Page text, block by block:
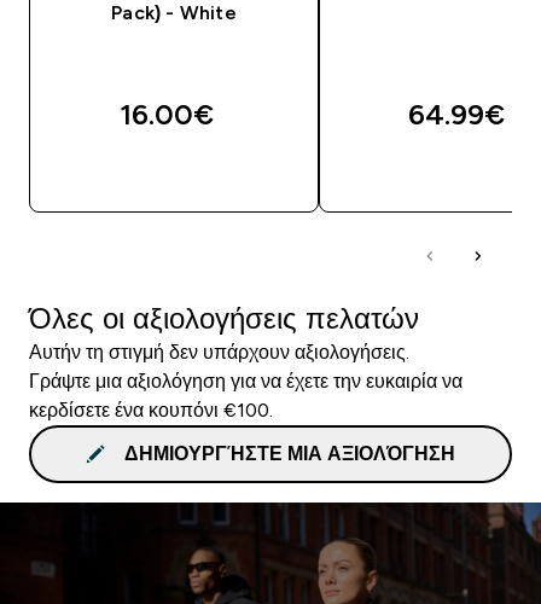
Pack) - White
16.00€‎ 64.99€‎
Όλες οι αξιολογήσεις πελατών
Αυτήν τη στιγμή δεν υπάρχουν αξιολογήσεις.
Γράψτε μια αξιολόγηση για να έχετε την ευκαιρία να
κερδίσετε ένα κουπόνι €100.
ΔΗΜΙΟΥΡΓΉΣΤΕ ΜΙΑ ΑΞΙΟΛΌΓΗΣΗ